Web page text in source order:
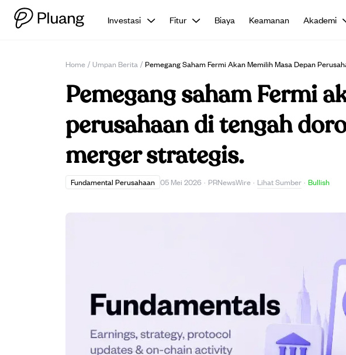
Investasi Fitur Biaya Keamanan Akademi
Home / Umpan Berita / Pemegang Saham Fermi Akan Memilih Masa Depan
Pemegang saham Fermi
perusahaan di tengah
merger strategis.
Fundamental Perusahaan 05 Mei 2026 · PRNewsWire · Lihat Sumber · Bullish